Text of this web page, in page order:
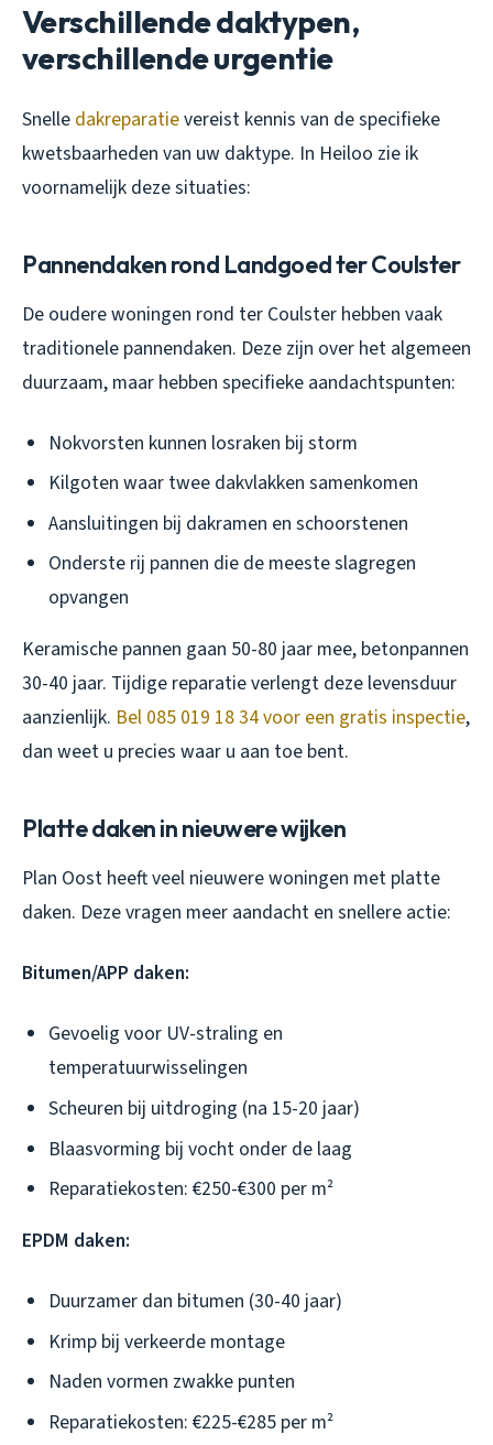
Verschillende daktypen,
verschillende urgentie
Snelle dakreparatievereist kennis van de specifieke
kwetsbaarheden van uw daktype. In Heiloo zie ik
voornamelijk deze situaties:
Pannendaken rond Landgoed ter Coulster
De oudere woningen rond ter Coulster hebben vaak
traditionele pannendaken. Deze zijn over het algemeen
duurzaam, maar hebben specifieke aandachtspunten:
Nokvorsten kunnen losraken bij storm
Kilgoten waar twee dakvlakken samenkomen
Aansluitingen bij dakramen en schoorstenen
Onderste rij pannen die de meeste slagregen
opvangen
Keramische pannen gaan 50-80 jaar mee, betonpannen
30-40 jaar. Tijdige reparatie verlengt deze levensduur
aanzienlijk. Bel 085 019 18 34 voor een gratis inspectie,
dan weet u precies waar u aan toe bent.
Platte daken in nieuwere wijken
Plan Oost heeft veel nieuwere woningen met platte
daken. Deze vragen meer aandacht en snellere actie:
Bitumen/APP daken:
Gevoelig voor UV-straling en
temperatuurwisselingen
Scheuren bij uitdroging (na 15-20 jaar)
Blaasvorming bij vocht onder de laag
Reparatiekosten: €250-€300 per m²
EPDM daken:
Duurzamer dan bitumen (30-40 jaar)
Krimp bij verkeerde montage
Naden vormen zwakke punten
Reparatiekosten: €225-€285 per m²